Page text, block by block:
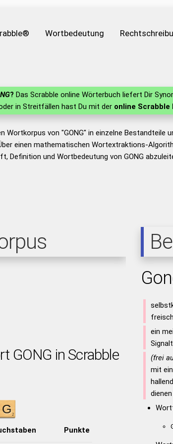
Wortbedeutung
? Das Scrabble online Wörterbuch liefert Dir
in Streitfällen hast Du mit der online Scrabble
Wortkorpus von "GONG" in einzelne Bestandteile
einen mathematischen Wortextraktions-
Definition und Wortbedeutung von GONG
GONG in Scrabble
Punkte
ein
(frei
mit